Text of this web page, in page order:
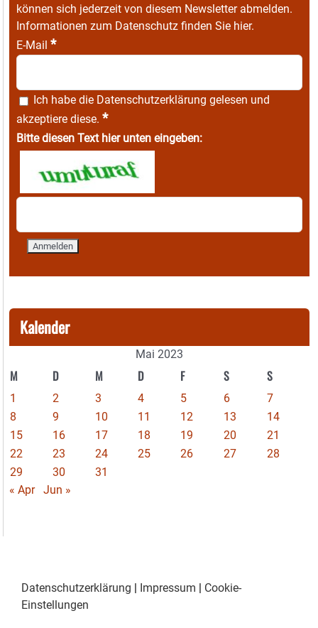
können sich jederzeit von diesem Newsletter abmelden.
Informationen zum Datenschutz finden Sie hier.
E-Mail *
Ich habe die Datenschutzerklärung gelesen und
akzeptiere diese. *
Bitte diesen Text hier unten eingeben:
Kalender
Mai 2023
M D M D F S S
1 2 3 4 5 6
7
8
9 10 11 12 13
14
15
16 17 18 19 20
21
22
23 24 25 26 27
28
29
30
31
« Apr
Jun »
Datenschutzerklärung Impressum
Cookie-
Einstellungen